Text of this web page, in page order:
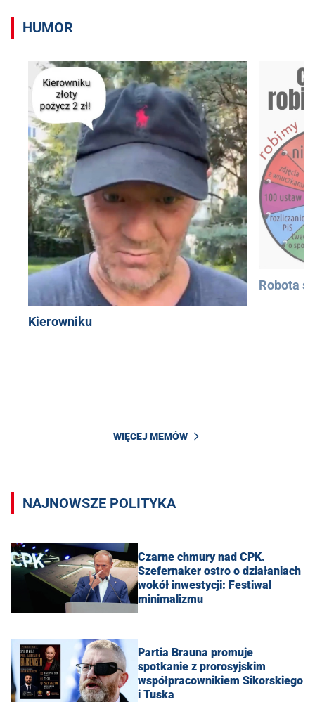
HUMOR
Kierowniku
Robota
WIĘCEJ MEMÓW
NAJNOWSZE POLITYKA
Czarne chmury nad CPK.
Szefernaker ostro o działaniach
wokół inwestycji: Festiwal
minimalizmu
Partia Brauna promuje
spotkanie z prorosyjskim
współpracownikiem Sikorskiego
i Tuska